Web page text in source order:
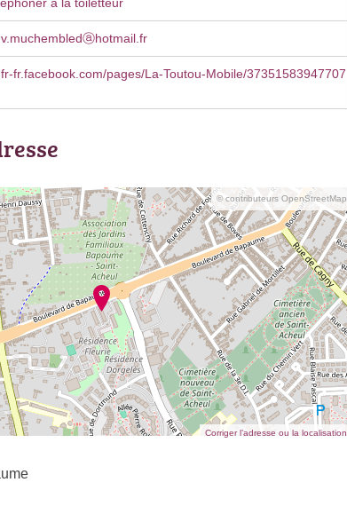
à la toiletteur
v.muchembledⓐhotmail.fr
fr-fr.facebook.com/pages/La-Toutou-Mobile/37351583947707
© contributeurs OpenStreetMap
Corriger l’adresse ou la localisation